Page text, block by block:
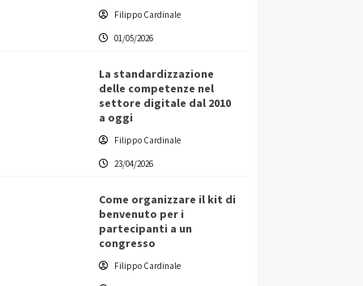
Filippo Cardinale
01/05/2026
La standardizzazione
delle competenze nel
settore digitale dal 2010
a oggi
Filippo Cardinale
23/04/2026
Come organizzare il kit di
benvenuto per i
partecipanti a un
congresso
Filippo Cardinale